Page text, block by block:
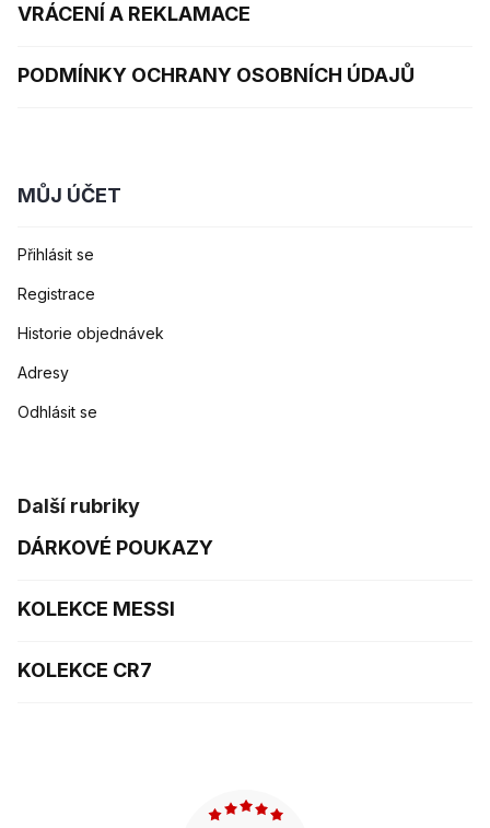
VRÁCENÍ A REKLAMACE
PODMÍNKY OCHRANY OSOBNÍCH ÚDAJŮ
MŮJ ÚČET
Přihlásit se
Registrace
Historie objednávek
Adresy
Odhlásit se
Další rubriky
DÁRKOVÉ POUKAZY
KOLEKCE MESSI
KOLEKCE CR7